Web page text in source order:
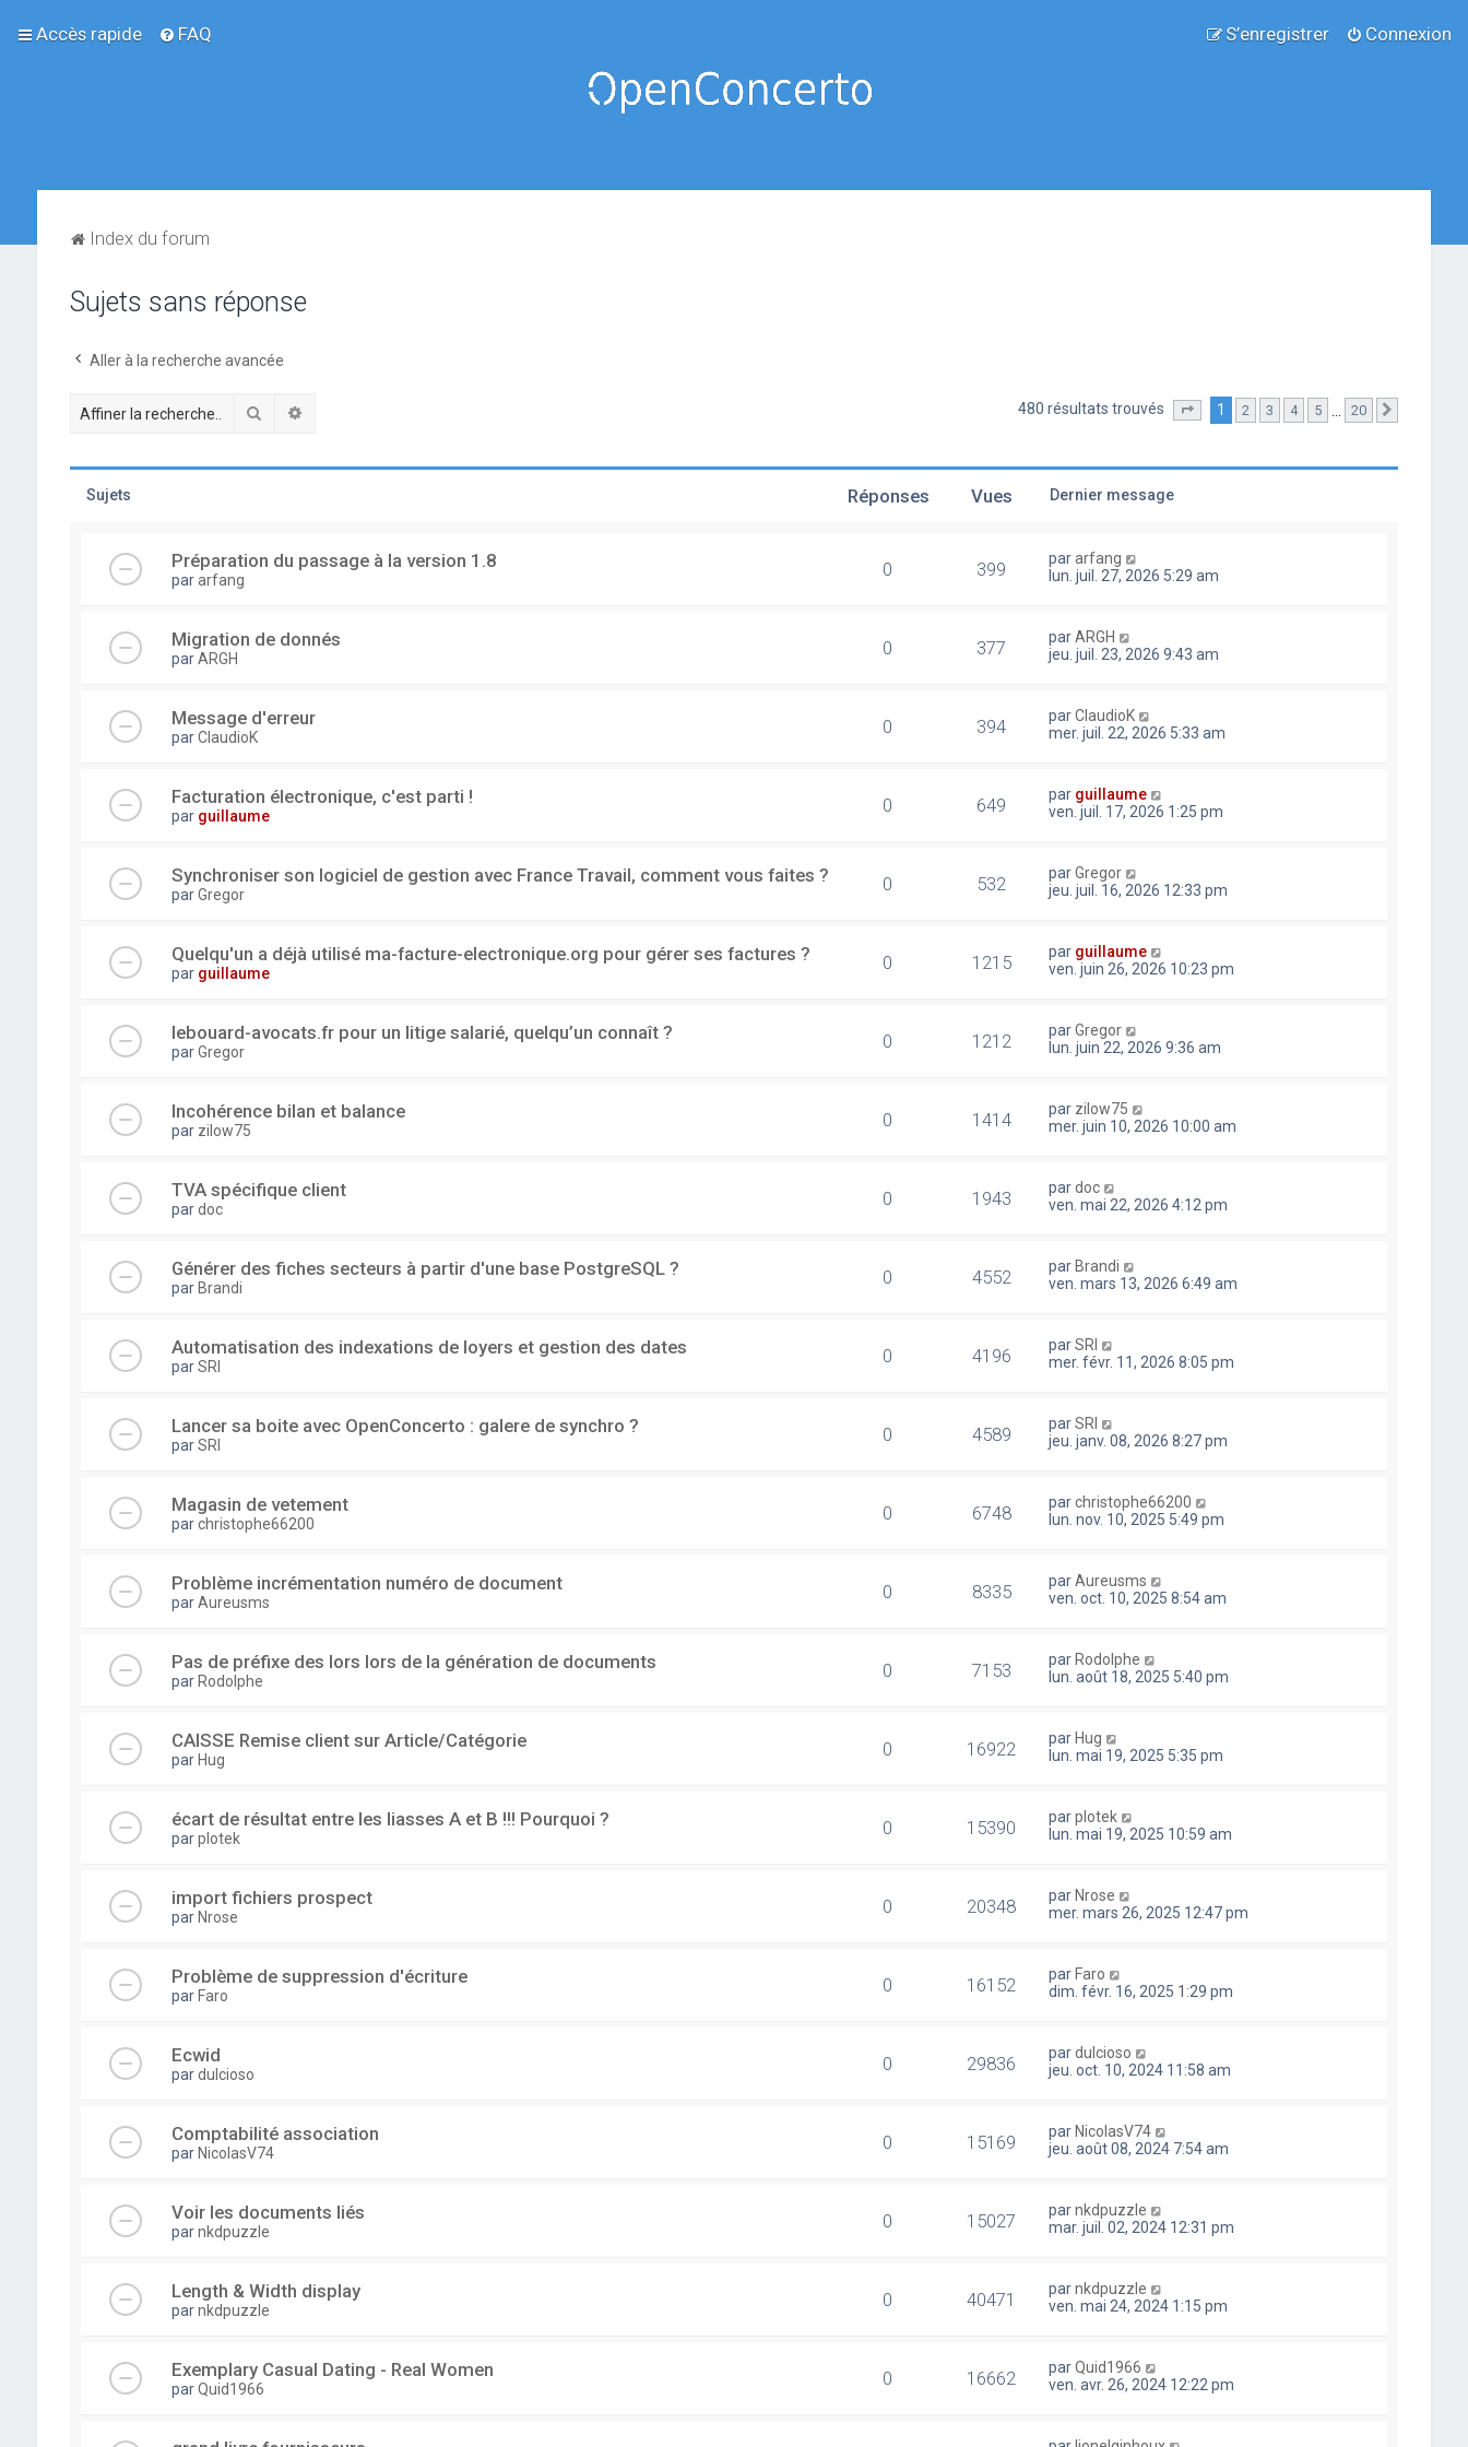
Accès rapide FAQ Connexion
S’enregistrer
Index du forum
Sujets sans réponse
Aller à la recherche avancée
Rechercher 480 résultats trouvés Page sur 20
1 2 3 4 5 20
Sujets Réponses Vues Dernier message
Préparation du passage à la version 1.8
pararfang 0 399 pararfang
lun. juil. 27, 2026 5:29 am
Migration de donnés
parARGH 0 377 parARGH
jeu. juil. 23, 2026 9:43 am
Message d'erreur
parClaudioK 0 394 parClaudioK
mer. juil. 22, 2026 5:33 am
Facturation électronique, c'est parti !
par guillaume 0 649 par guillaume
ven. juil. 17, 2026 1:25 pm
Synchroniser son logiciel de gestion avec France Travail, comment vous faites ?
parGregor 0 532 parGregor
jeu. juil. 16, 2026 12:33 pm
Quelqu'un a déjà utilisé ma-facture-electronique.org pour gérer ses factures ?
par guillaume 0 1215 par guillaume
ven. juin 26, 2026 10:23 pm
lebouard-avocats.fr pour un litige salarié, quelqu’un connaît ?
parGregor 0 1212 parGregor
lun. juin 22, 2026 9:36 am
Incohérence bilan et balance
par zilow75 0 1414 par zilow75
mer. juin 10, 2026 10:00 am
TVA spécifique client
pardoc 0 1943 pardoc
ven. mai 22, 2026 4:12 pm
Générer des fiches secteurs à partir d'une base PostgreSQL ?
par Brandi 0 4552 par Brandi
ven. mars 13, 2026 6:49 am
Automatisation des indexations de loyers et gestion des dates
parSRI 0 4196 parSRI
mer. févr. 11, 2026 8:05 pm
Lancer sa boite avec OpenConcerto : galere de synchro ?
parSRI 0 4589 parSRI
jeu. janv. 08, 2026 8:27 pm
Magasin de vetement
parchristophe66200 0 6748 parchristophe66200
lun. nov. 10, 2025 5:49 pm
Problème incrémentation numéro de document
parAureusms 0 8335 parAureusms
ven. oct. 10, 2025 8:54 am
Pas de préfixe des lors lors de la génération de documents
par Rodolphe 0 7153 par Rodolphe
lun. août 18, 2025 5:40 pm
CAISSE Remise client sur Article/Catégorie
par Hug 0 16922 par Hug
lun. mai 19, 2025 5:35 pm
écart de résultat entre les liasses A et B !!! Pourquoi ?
parplotek 0 15390 parplotek
lun. mai 19, 2025 10:59 am
import fichiers prospect
par Nrose 0 20348 par Nrose
mer. mars 26, 2025 12:47 pm
Problème de suppression d'écriture
par Faro 0 16152 par Faro
dim. févr. 16, 2025 1:29 pm
Ecwid
pardulcioso 0 29836 pardulcioso
jeu. oct. 10, 2024 11:58 am
Comptabilité association
par NicolasV74 0 15169 par NicolasV74
jeu. août 08, 2024 7:54 am
Voir les documents liés
parnkdpuzzle 0 15027 parnkdpuzzle
mar. juil. 02, 2024 12:31 pm
Length & Width display
parnkdpuzzle 0 40471 parnkdpuzzle
ven. mai 24, 2024 1:15 pm
Exemplary Сasual Dating - Real Women
parQuid1966 0 16662 parQuid1966
ven. avr. 26, 2024 12:22 pm